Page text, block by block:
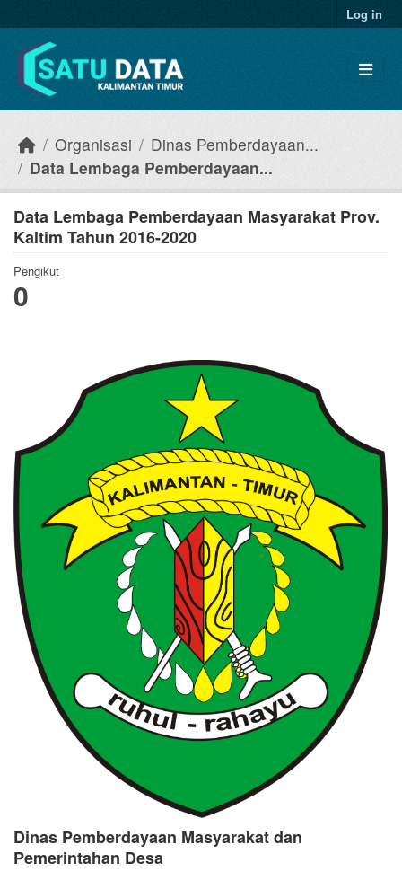
Log in
Organisasi
Dinas Pemberdayaan...
Data Lembaga Pemberdayaan...
Data Lembaga Pemberdayaan Masyarakat Prov.
Kaltim Tahun 2016-2020
Pengikut
0
Dinas Pemberdayaan Masyarakat dan
Pemerintahan Desa